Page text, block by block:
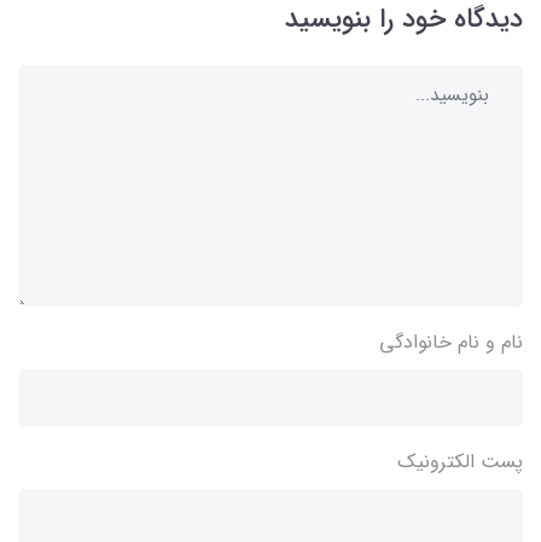
دیدگاه خود را بنویسید
نام و نام خانوادگی
پست الکترونیک